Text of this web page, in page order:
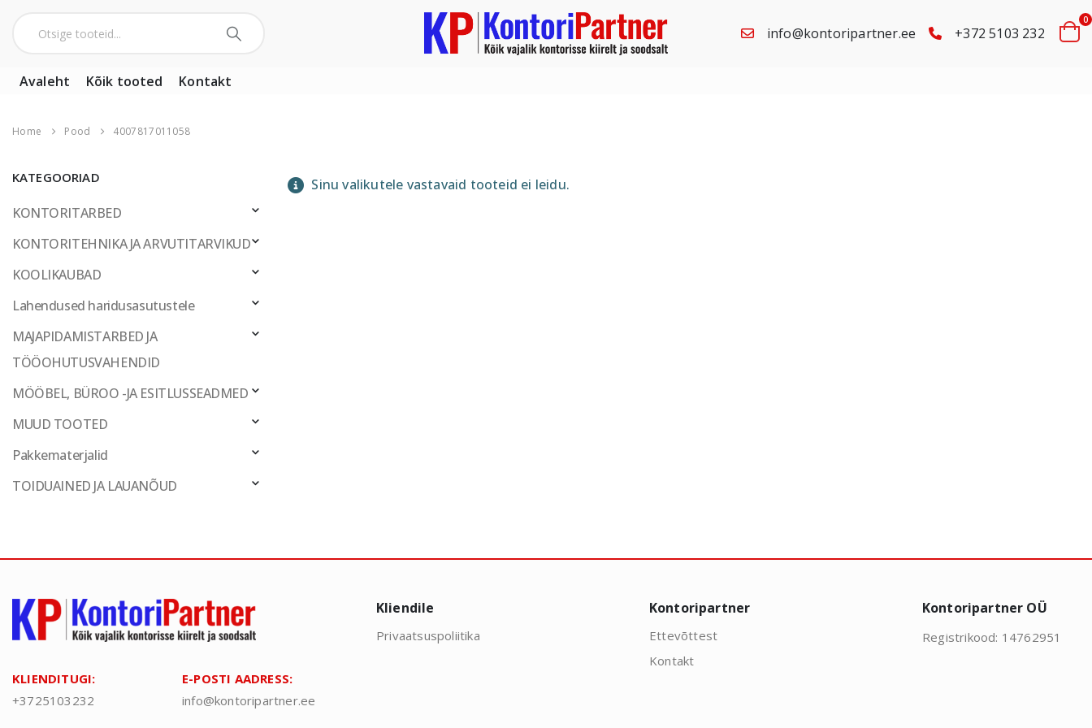
info@kontoripartner.ee +372 5103 232
0
Avaleht Kõik tooted Kontakt
Home Pood 4007817011058
Sinu valikutele vastavaid tooteid ei leidu.
KATEGOORIAD
KONTORITARBED
KONTORITEHNIKA JA ARVUTITARVIKUD
KOOLIKAUBAD
Lahendused haridusasutustele
MAJAPIDAMISTARBED JA
TÖÖOHUTUSVAHENDID
MÖÖBEL, BÜROO -JA ESITLUSSEADMED
MUUD TOOTED
Pakkematerjalid
TOIDUAINED JA LAUANÕUD
KLIENDITUGI:
+3725103232
E-POSTI AADRESS:
info@kontoripartner.ee
Kliendile
Privaatsuspoliitika
Kontoripartner
Ettevõttest
Kontakt
Kontoripartner OÜ
Registrikood: 14762951